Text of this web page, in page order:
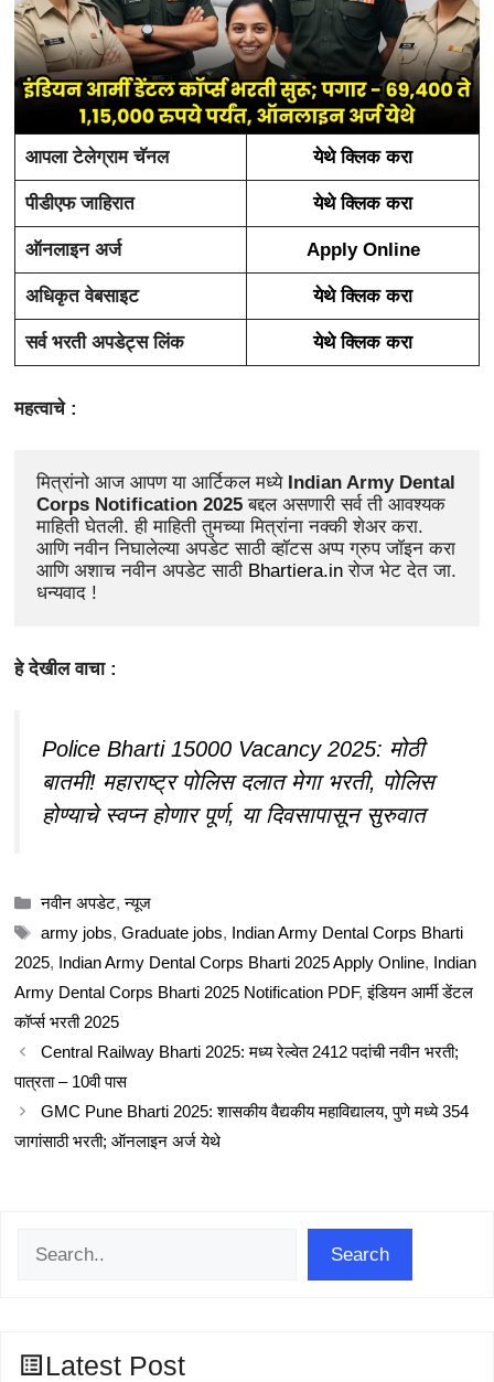
आपला टेलेग्राम चॅनल येथे क्लिक करा
पीडीएफ जाहिरात येथे क्लिक करा
ऑनलाइन अर्ज Apply Online
अधिकृत वेबसाइट येथे क्लिक करा
सर्व भरती अपडेट्स लिंक येथे क्लिक करा
महत्वाचे :
मित्रांनो आज आपण या आर्टिकल मध्ये Indian Army Dental
Corps Notification 2025 बद्दल असणारी सर्व ती आवश्यक
माहिती घेतली. ही माहिती तुमच्या मित्रांना नक्की शेअर करा.
आणि नवीन निघालेल्या अपडेट साठी व्हॉटस अप्प ग्रुप जॉइन करा
आणि अशाच नवीन अपडेट साठी Bhartiera.in रोज भेट देत जा.
धन्यवाद !
हे देखील वाचा :
Police Bharti 15000 Vacancy 2025: मोठी
बातमी! महाराष्ट्र पोलिस दलात मेगा भरती, पोलिस
होण्याचे स्वप्न होणार पूर्ण, या दिवसापासून सुरुवात
Categories
नवीन अपडेट,न्यूज
Tags
army jobs, Graduate jobs, Indian Army Dental Corps Bharti
2025, Indian Army Dental Corps Bharti 2025 Apply Online, Indian
Army Dental Corps Bharti 2025 Notification PDF,इंडियन आर्मी डेंटल
कॉर्प्स भरती 2025
Central Railway Bharti 2025: मध्य रेल्वेत 2412 पदांची नवीन भरती;
पात्रता – 10वी पास
GMC Pune Bharti 2025: शासकीय वैद्यकीय महाविद्यालय, पुणे मध्ये 354
जागांसाठी भरती; ऑनलाइन अर्ज येथे
Search
Latest Post